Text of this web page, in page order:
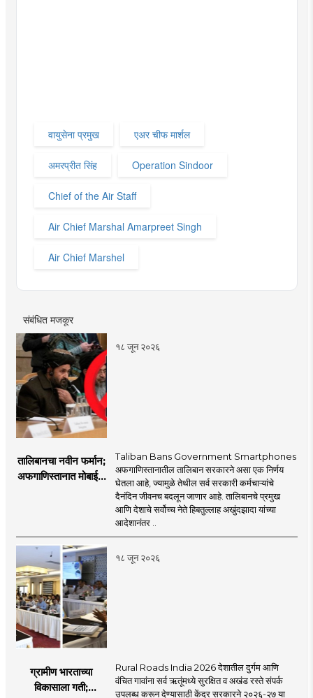
वायुसेना प्रमुख एअर चीफ मार्शल
अमरप्रीत सिंह Operation Sindoor
Chief of the Air Staff
Air Chief Marshal Amarpreet Singh
Air Chief Marshel
संबंधित मजकूर
१८ जून २०२६
तालिबानचा नवीन फर्मान;
अफगाणिस्तानात मोबाईल
Taliban Bans Government Smartphones
अफगाणिस्तानातील तालिबान सरकारने असा एक निर्णय
घेतला आहे, ज्यामुळे तेथील सर्व सरकारी कर्मचाऱ्यांचे
दैनंदिन जीवनच बदलून जाणार आहे. तालिबानचे प्रमुख
आणि देशाचे सर्वोच्च नेते हिबतुल्लाह अखुंदझादा यांच्या
आदेशानंतर ..
१८ जून २०२६
ग्रामीण भारताच्या
विकासाला गती;
Rural Roads India 2026 देशातील दुर्गम आणि
वंचित गावांना सर्व ऋतूंमध्ये सुरक्षित व अखंड रस्ते संपर्क
उपलब्ध करून देण्यासाठी केंद्र सरकारने २०२६-२७ या